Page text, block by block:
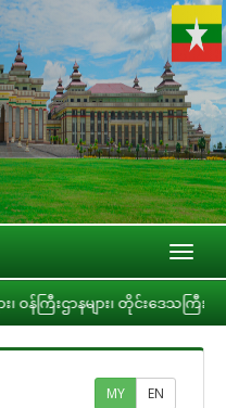
ျား၊ တိုင်းဒေသကြီး/ပြည်နယ်
MY EN